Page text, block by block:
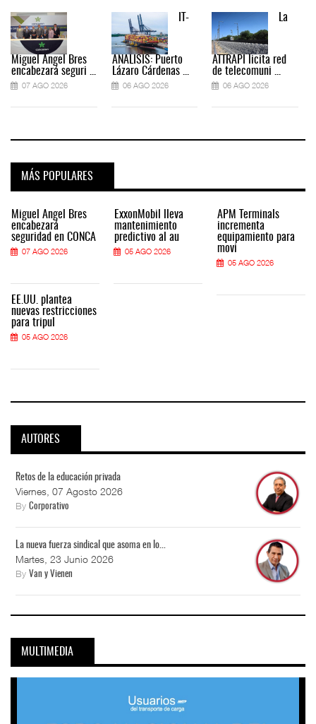
Miguel Ángel Bres
encabezará seguri ...
07 AGO 2026
IT-
ANÁLISIS: Puerto
Lázaro Cárdenas ...
06 AGO 2026
La
ATTRAPI licita red
de telecomuni ...
06 AGO 2026
MÁS POPULARES
Miguel Ángel Bres
encabezará
seguridad en CONCA
07 AGO 2026
EE.UU. plantea
nuevas restricciones
para tripul
05 AGO 2026
ExxonMobil lleva
mantenimiento
predictivo al au
05 AGO 2026
APM Terminals
incrementa
equipamiento para
movi
05 AGO 2026
AUTORES
Retos de la educación privada
Viernes, 07 Agosto 2026
By Corporativo
La nueva fuerza sindical que asoma en lo...
Martes, 23 Junio 2026
By Van y Vienen
MULTIMEDIA